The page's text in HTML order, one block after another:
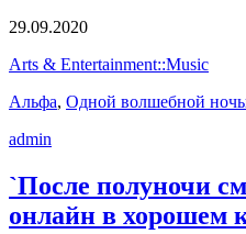
29.09.2020
Arts & Entertainment::Music
Альфа, Одной волшебной
admin
`После полуночи
онлайн в хорошем